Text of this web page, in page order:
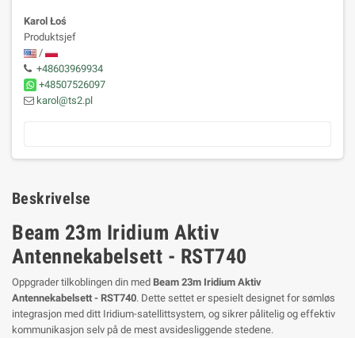
Karol Łoś
Produktsjef
/
+48603969934
+48507526097
karol@ts2.pl
Beskrivelse
Beam 23m Iridium Aktiv
Antennekabelsett - RST740
Oppgrader tilkoblingen din med Beam 23m Iridium Aktiv
Antennekabelsett - RST740. Dette settet er spesielt designet for sømløs
integrasjon med ditt Iridium-satellittsystem, og sikrer pålitelig og effektiv
kommunikasjon selv på de mest avsidesliggende stedene.